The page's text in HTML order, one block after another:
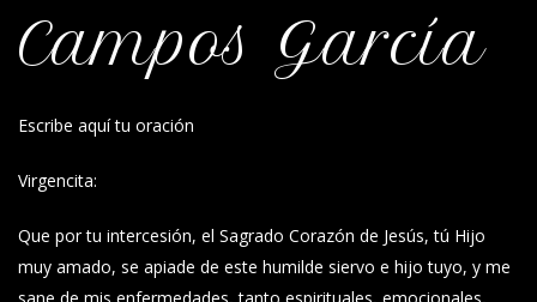
Campos García
Escribe aquí tu oración
Virgencita:
Que por tu intercesión, el Sagrado Corazón de Jesús, tú Hijo
muy amado, se apiade de este humilde siervo e hijo tuyo, y me